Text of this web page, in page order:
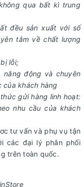
qua bất kì trung
đều sản xuất với số
tâm về chất lượng
lỗi;
động và chuyên
của khách hàng
gửi hàng linh hoạt:
nhu cầu của khách
tư vấn và phụ vụ tận
các đại lý phân phối
trên toàn quốc.